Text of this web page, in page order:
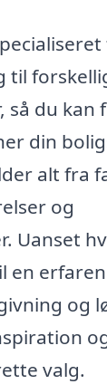
til
så du kan
din
alt fra
og
Uanset
en
og
valg.